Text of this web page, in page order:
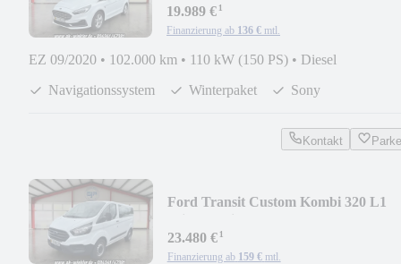
19.989 €¹
Finanzierung ab 136 € mtl.
EZ 09/2020 • 102.000 km • 110 kW (150 PS) • Diesel
Navigationssystem
Winterpaket Sony
Kontakt
Ford Transit Custom Kombi 320 L1
23.480 €¹
Finanzierung ab 159 € mtl.